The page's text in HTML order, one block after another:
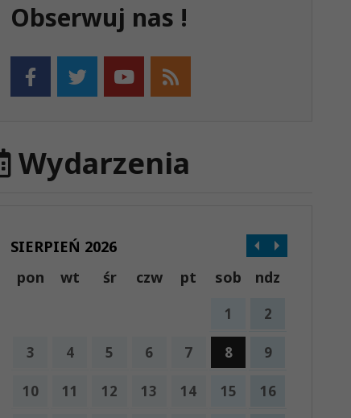
Obserwuj nas !
Wydarzenia
SIERPIEŃ 2026
pon
wt śr czw pt sob ndz
1 2
3 4 5 6 7 8 9
10 11 12 13 14 15 16